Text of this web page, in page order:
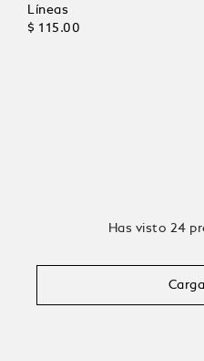
Líneas
$ 115.00
Has visto 24